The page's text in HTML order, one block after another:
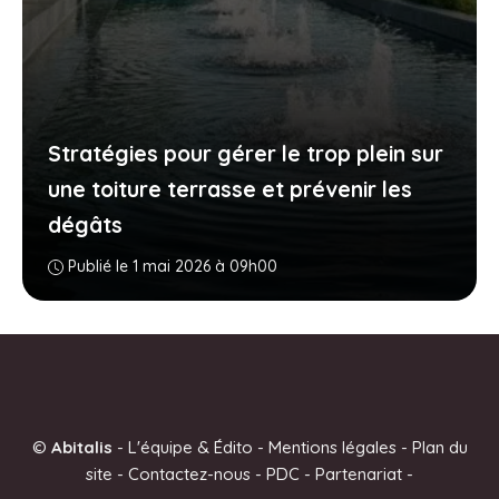
Stratégies pour gérer le trop plein sur
une toiture terrasse et prévenir les
dégâts
Publié le 1 mai 2026 à 09h00
© Abitalis - L'équipe & Édito - Mentions légales- Plan du
site - Contactez-nous - PDC - Partenariat -